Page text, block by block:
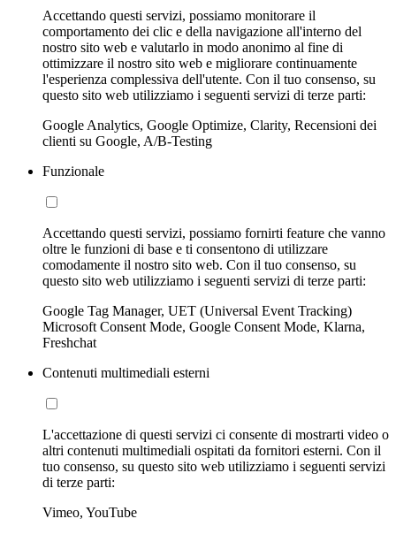
Accettando questi servizi, possiamo monitorare il
comportamento dei clic e della navigazione all'interno del
nostro sito web e valutarlo in modo anonimo al fine di
ottimizzare il nostro sito web e migliorare continuamente
l'esperienza complessiva dell'utente. Con il tuo consenso, su
questo sito web utilizziamo i seguenti servizi di terze parti:
Google Analytics, Google Optimize, Clarity, Recensioni dei
clienti su Google, A/B-Testing
Funzionale
Accettando questi servizi, possiamo fornirti feature che vanno
oltre le funzioni di base e ti consentono di utilizzare
comodamente il nostro sito web. Con il tuo consenso, su
questo sito web utilizziamo i seguenti servizi di terze parti:
Google Tag Manager, UET (Universal Event Tracking)
Microsoft Consent Mode, Google Consent Mode, Klarna,
Freshchat
Contenuti multimediali esterni
L'accettazione di questi servizi ci consente di mostrarti video o
altri contenuti multimediali ospitati da fornitori esterni. Con il
tuo consenso, su questo sito web utilizziamo i seguenti servizi
di terze parti:
Vimeo, YouTube